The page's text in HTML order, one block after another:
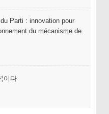
Parti : innovation pour
du mécanisme de
이다